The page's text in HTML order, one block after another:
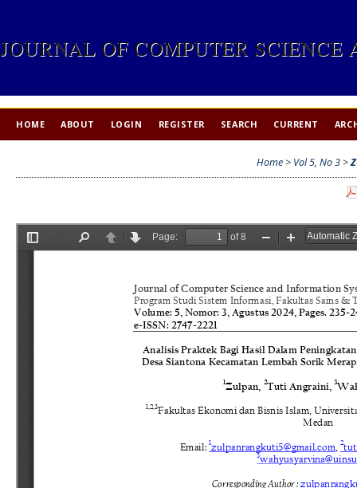
JOURNAL OF COMPUTER
HOME ABOUT LOGIN REGISTER SEARCH CURRENT
Home > Vol 5, No 3 >